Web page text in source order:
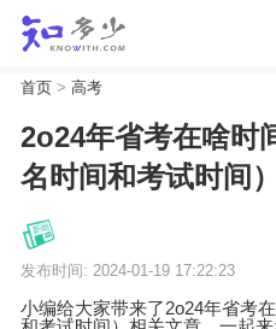
首页> 高考
2o24年省考在啥时
名时间和考试时间）
发布时间: 2024-01-19 17:22:23
小编给大家带来了2o24年省考